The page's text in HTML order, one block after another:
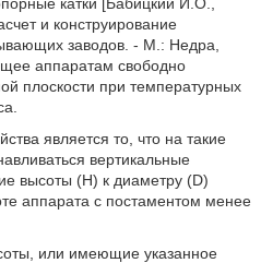
и конструирование
заводов. - М.: Недра,
аппаратам свободно
плоскости при температурных
является то, что на такие
вертикальные
высоты (Н) к диаметру (D)
аппарата с постаментом менее
или имеющие указанное